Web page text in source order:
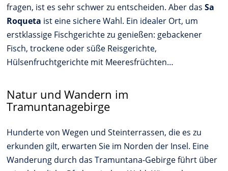
fragen, ist es sehr schwer zu entscheiden. Aber dasSa
Roqueta ist eine sichere Wahl. Ein idealer Ort, um
erstklassige Fischgerichte zu genießen: gebackener
Fisch, trockene oder süße Reisgerichte,
Hülsenfruchtgerichte mit Meeresfrüchten…
Natur und Wandern im
Tramuntanagebirge
Hunderte von Wegen und Steinterrassen, die es zu
erkunden gilt, erwarten Sie im Norden der Insel. Eine
Wanderung durch das Tramuntana-Gebirge führt über